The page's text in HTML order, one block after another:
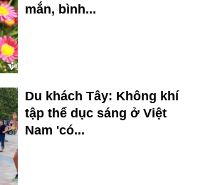
mắn, bình...
Du khách Tây: Không khí
tập thể dục sáng ở Việt
Nam 'có...